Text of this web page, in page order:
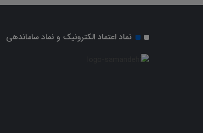
نماد اعتماد الکترونیک و نماد ساماندهی